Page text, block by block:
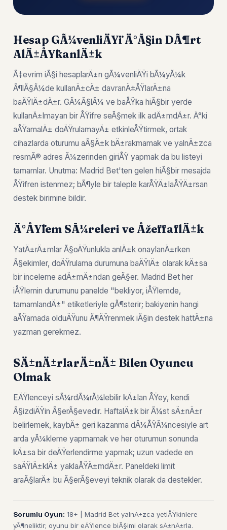
Hesap GÃ¼venliÄŸi Ä°Ã§in DÃ¶rt
AlÄ±ÅŸkanlÄ±k
Ã‡evrim iÃ§i hesaplarÄ±n gÃ¼venliÄŸi bÃ¼yÃ¼k
Ã¶lÃ§Ã¼de kullanÄ±cÄ± davranÄ±ÅŸlarÄ±na
baÄŸlÄ±dÄ±r. GÃ¼Ã§lÃ¼ ve baÅŸka hiÃ§bir yerde
kullanÄ±lmayan bir ÅŸifre seÃ§mek ilk adÄ±mdÄ±r. Ä°ki
aÅŸamalÄ± doÄŸrulamayÄ± etkinleÅŸtirmek, ortak
cihazlarda oturumu aÃ§Ä±k bÄ±rakmamak ve yalnÄ±zca
resmÃ® adres Ã¼zerinden giriÅŸ yapmak da bu listeyi
tamamlar. Unutma: Madrid Bet'ten gelen hiÃ§bir mesajda
ÅŸifren istenmez; bÃ¶yle bir taleple karÅŸÄ±laÅŸÄ±rsan
destek birimine bildir.
Ä°ÅŸlem SÃ¼releri ve ÅžeffaflÄ±k
YatÄ±rÄ±mlar Ã§oÄŸunlukla anlÄ±k onaylanÄ±rken
Ã§ekimler, doÄŸrulama durumuna baÄŸlÄ± olarak kÄ±sa
bir inceleme adÄ±mÄ±ndan geÃ§er. Madrid Bet her
iÅŸlemin durumunu panelde "bekliyor, iÅŸlemde,
tamamlandÄ±" etiketleriyle gÃ¶sterir; bakiyenin hangi
aÅŸamada olduÄŸunu Ã¶ÄŸrenmek iÃ§in destek hattÄ±na
yazman gerekmez.
SÄ±nÄ±rlarÄ±nÄ± Bilen Oyuncu
Olmak
EÄŸlenceyi sÃ¼rdÃ¼rÃ¼lebilir kÄ±lan ÅŸey, kendi
Ã§izdiÄŸin Ã§erÃ§evedir. HaftalÄ±k bir Ã¼st sÄ±nÄ±r
belirlemek, kaybÄ± geri kazanma dÃ¼ÅŸÃ¼ncesiyle art
arda yÃ¼kleme yapmamak ve her oturumun sonunda
kÄ±sa bir deÄŸerlendirme yapmak; uzun vadede en
saÄŸlÄ±klÄ± yaklaÅŸÄ±mdÄ±r. Paneldeki limit
araÃ§larÄ± bu Ã§erÃ§eveyi teknik olarak da destekler.
Sorumlu Oyun: 18+ | Madrid Bet yalnÄ±zca yetiÅŸkinlere
yÃ¶neliktir; oyunu bir eÄŸlence biÃ§imi olarak sÄ±nÄ±rla.